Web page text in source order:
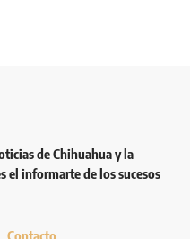
de Chihuahua y la
el informarte de los sucesos
Contacto